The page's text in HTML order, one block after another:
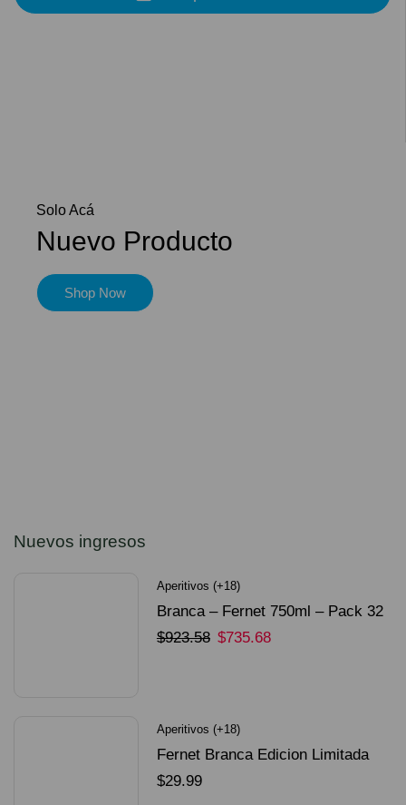
Solo Acá
Nuevo Producto
Shop Now
Nuevos ingresos
Aperitivos (+18)
Branca – Fernet 750ml – Pack 32
Unidades
$923.58 $735.68
Aperitivos (+18)
Fernet Branca Edicion Limitada
Dorado Mundial
$29.99